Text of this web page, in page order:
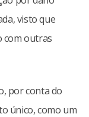
visto que
com outras
por conta do
único, como um